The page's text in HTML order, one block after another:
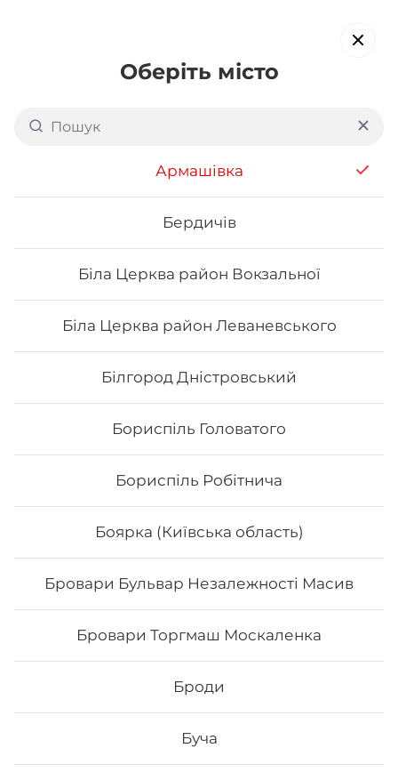
Оберіть місто
Армашівка
Бердичів
Біла Церква район Вокзальної
Біла Церква район Леваневського
Білгород Дністровський
Бориспіль Головатого
Бориспіль Робітнича
Боярка (Київська область)
Бровари Бульвар Незалежності Масив
Бровари Торгмаш Москаленка
Броди
Буча
Подільському та Київському
районах Полтави
обирайте страви, які вам подобаються про все інше ми
подбаємо
Акція тижня Сети
Pumpkin rolls
Якудза
Вага: 280 г Склад: Норі, Рис, Крем-сир, Маринований